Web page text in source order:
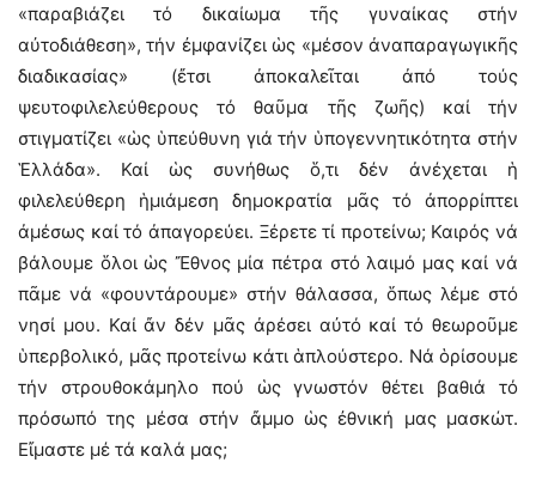
«παραβιάζει τό δικαίωμα τῆς γυναίκας στήν
αὐτοδιάθεση», τήν ἐμφανίζει ὡς «μέσον ἀναπαραγωγικῆς
διαδικασίας» (ἔτσι ἀποκαλεῖται ἀπό τούς
ψευτοφιλελεύθερους τό θαῦμα τῆς ζωῆς) καί τήν
στιγματίζει «ὡς ὑπεύθυνη γιά τήν ὑπογεννητικότητα στήν
Ἑλλάδα». Καί ὡς συνήθως ὅ,τι δέν ἀνέχεται ἡ
φιλελεύθερη ἡμιάμεση δημοκρατία μᾶς τό ἀπορρίπτει
ἀμέσως καί τό ἀπαγορεύει. Ξέρετε τί προτείνω; Καιρός νά
βάλουμε ὅλοι ὡς Ἔθνος μία πέτρα στό λαιμό μας καί νά
πᾶμε νά «φουντάρουμε» στήν θάλασσα, ὅπως λέμε στό
νησί μου. Καί ἄν δέν μᾶς ἀρέσει αὐτό καί τό θεωροῦμε
ὑπερβολικό, μᾶς προτείνω κάτι ἁπλούστερο. Νά ὁρίσουμε
τήν στρουθοκάμηλο πού ὡς γνωστόν θέτει βαθιά τό
πρόσωπό της μέσα στήν ἄμμο ὡς ἐθνική μας μασκώτ.
Εἴμαστε μέ τά καλά μας;